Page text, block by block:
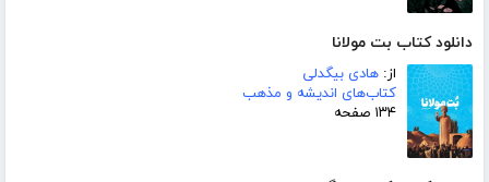
دانلود کتاب بت مولانا
از: هادی بیگدلی
کتاب‌های اندیشه و مذهب
۱۳۴ صفحه